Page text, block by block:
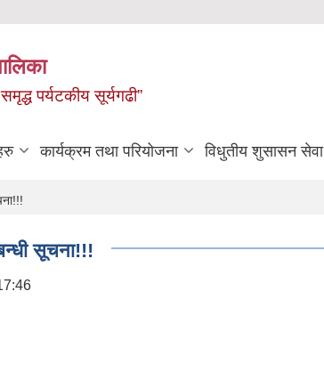
पर्यटकीय सूर्यगढी”
कार्यक्रम तथा परियोजना विधुतीय शुसासन सेवा
सूचना!!!